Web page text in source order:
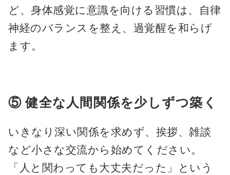
ど、身体感覚に意識を向ける習慣は、自律
神経のバランスを整え、過覚醒を和らげ
ます。
⑤ 健全な人間関係を少しずつ築く
いきなり深い関係を求めず、挨拶、雑談
など小さな交流から始めてください。
「人と関わっても大丈夫だった」という